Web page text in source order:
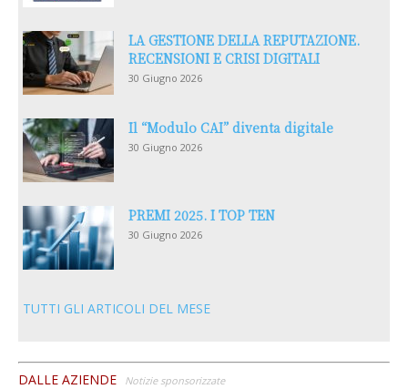
LA GESTIONE DELLA REPUTAZIONE.
RECENSIONI E CRISI DIGITALI
30 Giugno 2026
Il “Modulo CAI” diventa digitale
30 Giugno 2026
PREMI 2025. I TOP TEN
30 Giugno 2026
TUTTI GLI ARTICOLI DEL MESE
DALLE AZIENDE Notizie sponsorizzate